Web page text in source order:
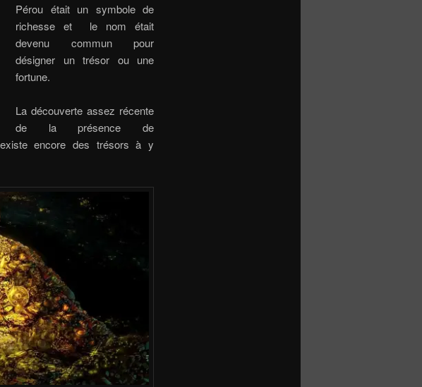
Pérou était un symbole de
richesse et le nom était
devenu commun pour
désigner un trésor ou une
fortune.
La découverte assez récente
de la présence de
existe encore des trésors à y